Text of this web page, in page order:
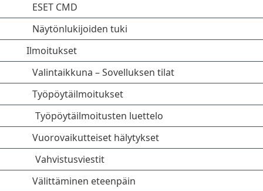
ESET CMD
Näytönlukijoiden tuki
Ilmoitukset
Valintaikkuna – Sovelluksen tilat
Työpöytäilmoitukset
Työpöytäilmoitusten luettelo
Vuorovaikutteiset hälytykset
Vahvistusviestit
Välittäminen eteenpäin